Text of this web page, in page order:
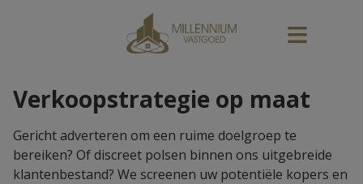
Verkoopstrategie op maat
Gericht adverteren om een ruime doelgroep te
bereiken? Of discreet polsen binnen ons uitgebreide
klantenbestand? We screenen uw potentiële kopers en